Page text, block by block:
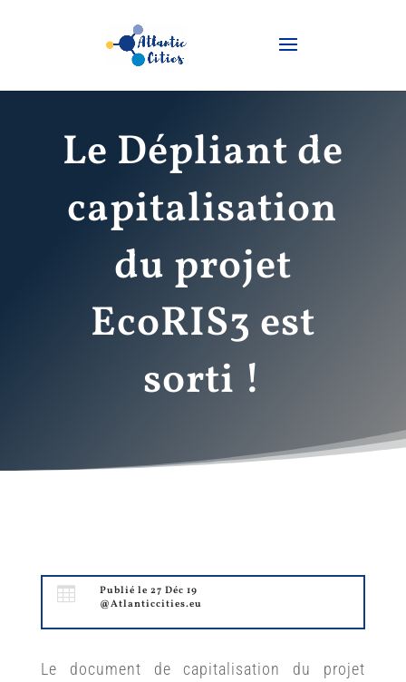
Le Dépliant de
capitalisation
du projet
EcoRIS3 est
sorti !

Publié le 27 Déc 19
@Atlanticcities.eu
Le document de capitalisation du projet